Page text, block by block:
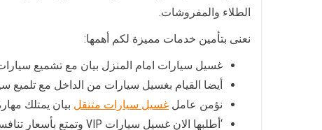
الطلاء والمفروشات.
نعنى بتأمين خدمات مميزة لكم أهمها:
غسيل سيارات امام المنزل بيان مع تشميع
أيضا القيام بغسيل سيارات من الداخل مع
نؤمن عامل غسيل سيارات متنقل بيان يمتلك
‘أطلبها الان غسيل سيارات VIP وتمتع بأسعار تنافسية وهدايا مجانا مع كل عميل جديد .